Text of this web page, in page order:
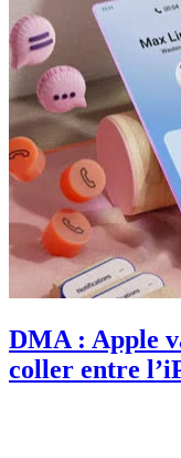
DMA : Apple
coller entre